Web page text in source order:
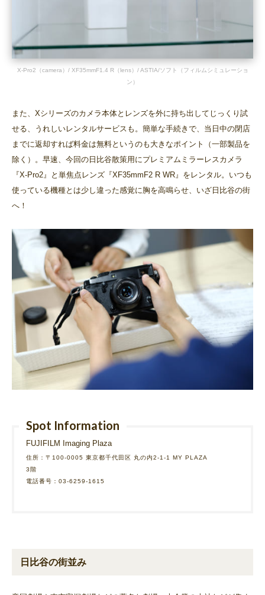
X-Pro2（camera）/ XF35mmF1.4 R（lens）/ ASTIA/ソフト（フィルムシミュレーショ
ン）
また、Xシリーズのカメラ本体とレンズを外に持ち出してじっくり試
せる、うれしいレンタルサービスも。簡単な手続きで、当日中の閉店
までに返却すれば料金は無料というのも大きなポイント（一部製品を
除く）。早速、今回の日比谷散策用にプレミアムミラーレスカメラ
『X-Pro2』と単焦点レンズ『XF35mmF2 R WR』をレンタル。いつも
使っている機種とは少し違った感覚に胸を高鳴らせ、いざ日比谷の街
へ！
Spot Information
FUJIFILM Imaging Plaza
住所：〒100-0005 東京都千代田区 丸の内2-1-1 MY PLAZA
3階
電話番号：03-6259-1615
日比谷の街並み